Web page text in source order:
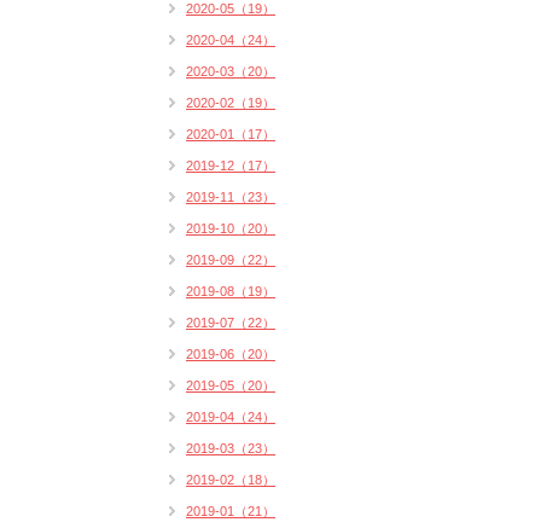
2020-05（19）
2020-04（24）
2020-03（20）
2020-02（19）
2020-01（17）
2019-12（17）
2019-11（23）
2019-10（20）
2019-09（22）
2019-08（19）
2019-07（22）
2019-06（20）
2019-05（20）
2019-04（24）
2019-03（23）
2019-02（18）
2019-01（21）